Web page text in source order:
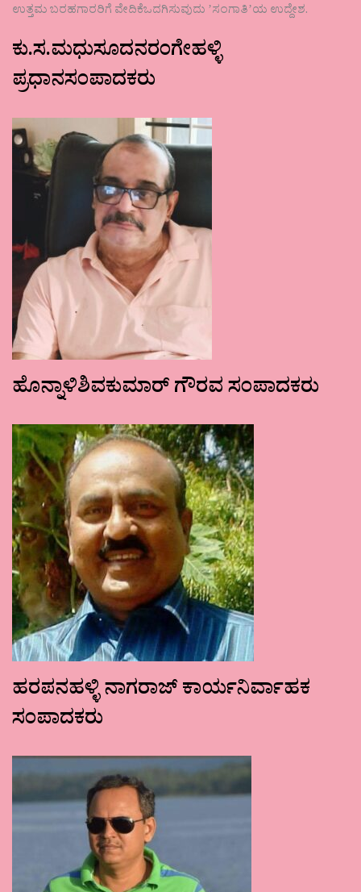
ಉತ್ತಮ ಬರಹಗಾರರಿಗೆ ವೇದಿಕೆಒದಗಿಸುವುದು ʼಸಂಗಾತಿʼಯ ಉದ್ದೇಶ.
ಕು.ಸ.ಮಧುಸೂದನರಂಗೇಹಳ್ಳಿ
ಪ್ರಧಾನಸಂಪಾದಕರು
ಹೊನ್ನಾಳಿಶಿವಕುಮಾರ್ ಗೌರವ ಸಂಪಾದಕರು
ಹರಪನಹಳ್ಳಿ ನಾಗರಾಜ್ ಕಾರ್ಯನಿರ್ವಾಹಕ
ಸಂಪಾದಕರು